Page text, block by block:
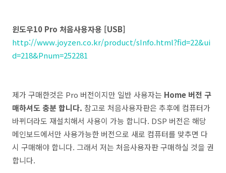
윈도우10 Pro 처음사용자용 [USB]
http://www.joyzen.co.kr/product/sInfo.html?fid=22&ui
d=218&Pnum=252281
제가 구매한것은 Pro 버전이지만 일반 사용자는 Home 버전 구
매하셔도 충분 합니다. 참고로 처음사용자판은 추후에 컴퓨터가
바뀌더라도 재설치해서 사용이 가능 합니다. DSP 버전은 해당
메인보드에서만 사용가능한 버전으로 새로 컴퓨터를 맞추면 다
시 구매해야 합니다. 그래서 저는 처음사용자판 구매하실 것을 권
합니다.